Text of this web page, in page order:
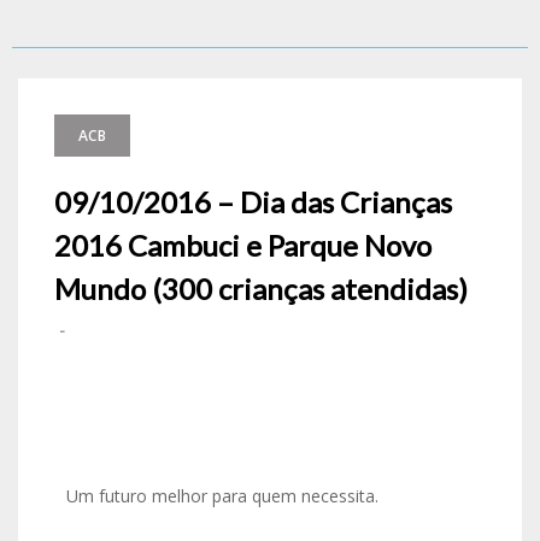
ACB
09/10/2016 – Dia das Crianças
2016 Cambuci e Parque Novo
Mundo (300 crianças atendidas)
-
Um futuro melhor para quem necessita.